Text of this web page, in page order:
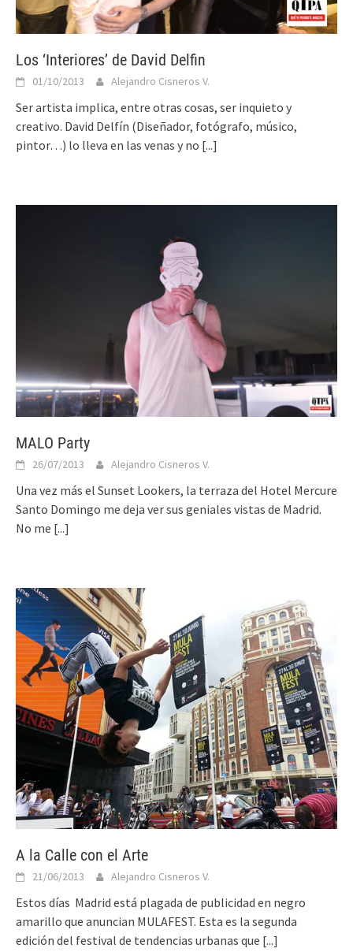
Los ‘Interiores’ de David Delfin
01/10/2013 Alejandro Cisneros V.
Ser artista implica, entre otras cosas, ser inquieto y
creativo. David Delfín (Diseñador, fotógrafo, músico,
pintor…) lo lleva en las venas y no [...]
MALO Party
26/07/2013 Alejandro Cisneros V.
Una vez más el Sunset Lookers, la terraza del Hotel Mercure
Santo Domingo me deja ver sus geniales vistas de Madrid.
No me [...]
A la Calle con el Arte
21/06/2013 Alejandro Cisneros V.
Estos días Madrid está plagada de publicidad en negro
amarillo que anuncian MULAFEST. Esta es la segunda
edición del festival de tendencias urbanas que [...]